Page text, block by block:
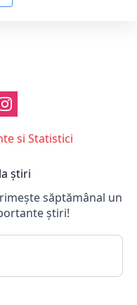
știri
săptămânal un
știri!